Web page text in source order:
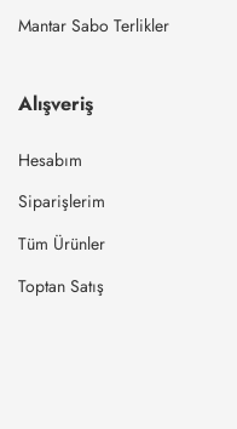
Mantar Sabo Terlikler
Alışveriş
Hesabım
Siparişlerim
Tüm Ürünler
Toptan Satış